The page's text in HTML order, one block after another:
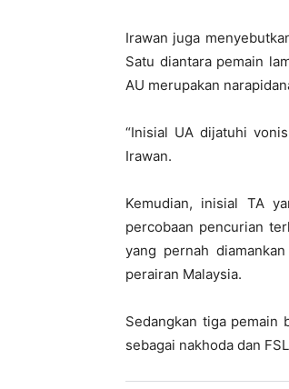
Irawan juga
Satu diantara pemain
AU merupakan
“Inisial UA dijatuhi
Irawan.
Kemudian, inisial TA
percobaan pencurian
yang pernah
perairan Malaysia.
Sedangkan tiga pemain
sebagai nakhoda dan